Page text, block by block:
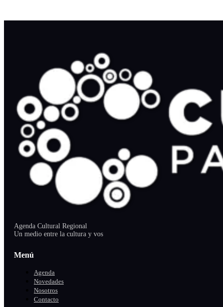
Agenda Cultural Regional
Un medio entre la cultura y vos
Menú
Agenda
Novedades
Nosotros
Contacto